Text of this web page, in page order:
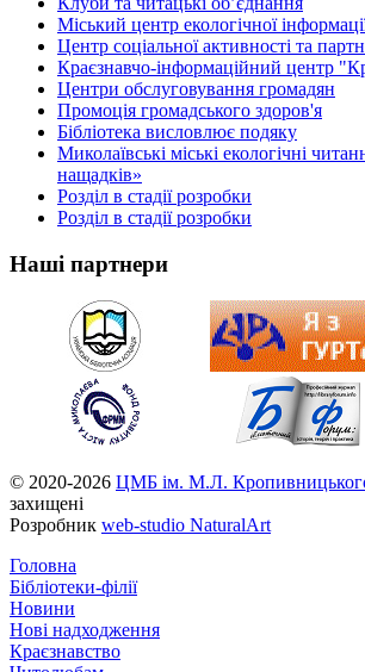
Міський центр екологічної
Центр соціальної активності та
Краєзнавчо-інформаційний центр
Центри обслуговування громадян
Промоція громадського здоров'я
Бібліотека висловлює подяку
Миколаївські міські екологічні
нащадків»
Розділ в стадії розробки
Розділ в стадії розробки
Наші партнери
© 2020-2026 ЦМБ ім. М.Л.
захищені
Розробник web-studio NaturalArt
Головна
Бібліотеки-філії
Новини
Нові надходження
Краєзнавство